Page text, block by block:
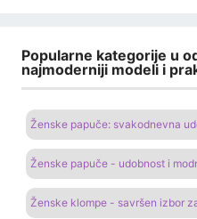
Popularne kategorije u
najmoderniji modeli i
Ženske papuče: svakodnevna
Ženske papuče - udobnost i
Ženske klompe - savršen izbor